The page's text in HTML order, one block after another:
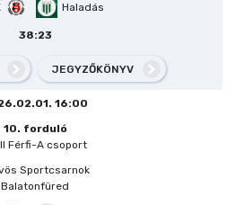
Haladás
38:23
JEGYZŐKÖNYV
16:00
10. forduló
II Férfi-A csoport
Sportcsarnok
Balatonfüred